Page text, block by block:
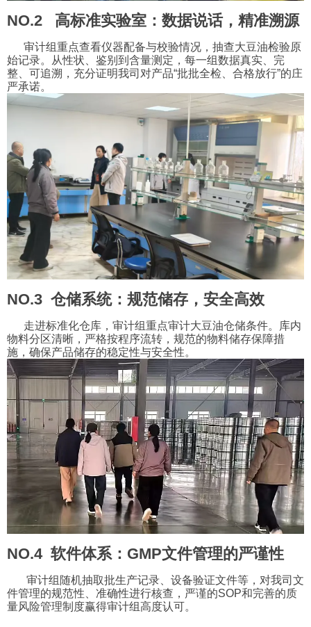
NO.2 高标准实验室：数据说话，精准溯源
审计组重点查看仪器配备与校验情况，抽查大豆油检验原
始记录。从性状、鉴别到含量测定，每一组数据真实、完
整、可追溯，充分证明我司对产品“批批全检、合格放行”的庄
严承诺。
NO.3 仓储系统：规范储存，安全高效
走进标准化仓库，审计组重点审计大豆油仓储条件。库内
物料分区清晰，严格按程序流转，规范的物料储存保障措
施，确保产品储存的稳定性与安全性。
NO.4 软件体系：GMP文件管理的严谨性
审计组随机抽取批生产记录、设备验证文件等，对我司文
件管理的规范性、准确性进行核查，严谨的SOP和完善的质
量风险管理制度赢得审计组高度认可。